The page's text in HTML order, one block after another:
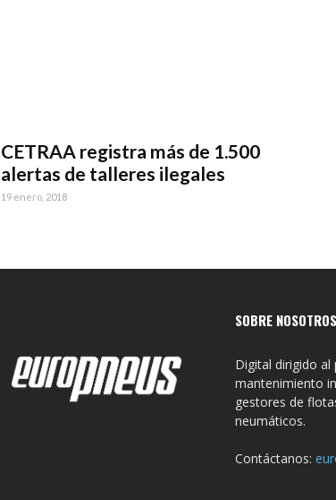
CETRAA registra más de 1.500
alertas de talleres ilegales
19 enero, 2018
SOBRE NOSOTROS
Digital dirigido
mantenimiento
gestores de
neumáticos.
Contáctanos: